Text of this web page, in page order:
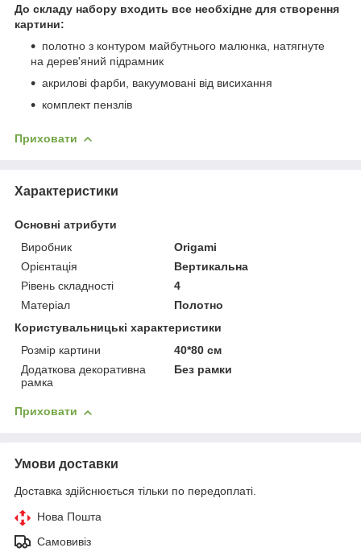
До складу набору входить все необхідне для створення
картини:
полотно з контуром майбутнього малюнка, натягнуте
на дерев'яний підрамник
акрилові фарби, вакуумовані від висихання
комплект пензлів
Приховати
Характеристики
Основні атрибути
Виробник
Origami
Орієнтація
Вертикальна
Рівень складності
4
Матеріал
Полотно
Користувальницькі характеристики
Розмір картини
40*80 см
Додаткова декоративна
рамка
Без рамки
Приховати
Умови доставки
Доставка здійснюється тільки по передоплаті.
Нова Пошта
Самовивіз